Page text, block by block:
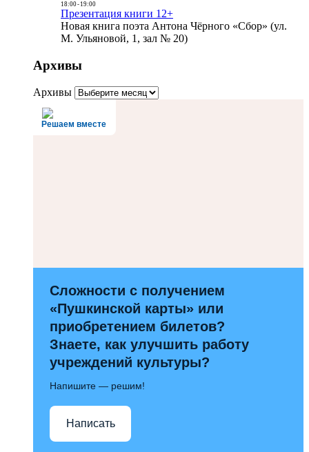
18:00- 19:00
Презентация книги 12+
Новая книга поэта Антона Чёрного «Сбор» (ул.
М. Ульяновой, 1, зал № 20)
Архивы
Архивы
Решаем вместе
Сложности с получением
«Пушкинской карты» или
приобретением билетов?
Знаете, как улучшить работу
учреждений культуры?
Напишите — решим!
Написать